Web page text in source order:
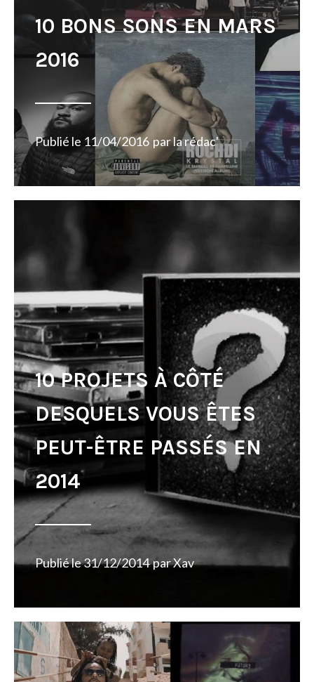
10 BONS SONS EN MARS
2016
Publié le 11/04/2016 parla rédac'
10 PROJETS À CÔTÉ
DESQUELS VOUS ÊTES
PEUT-ÊTRE PASSÉS EN
2014
Publié le31/12/2014 parXav